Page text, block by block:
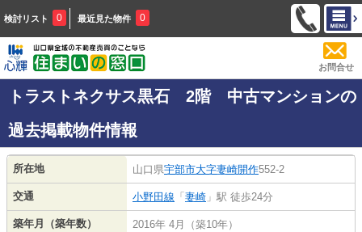
検討リスト 0 最近見た物件 0
お問合せ
トラストネクサス黒石 2階 中古マンションの
過去掲載物件情報
所在地 山口県宇部市大字妻崎開作552-2
交通 小野田線 「 妻崎 」駅 徒歩24分
築年月（築年数） 2016年 4月（築10年）